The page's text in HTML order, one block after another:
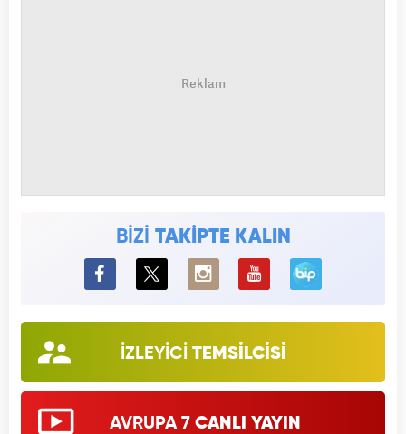
BİZİ TAKİPTE KALIN
BiP
İZLEYİCİ TEMSİLCİSİ
AVRUPA 7 CANLI YAYIN